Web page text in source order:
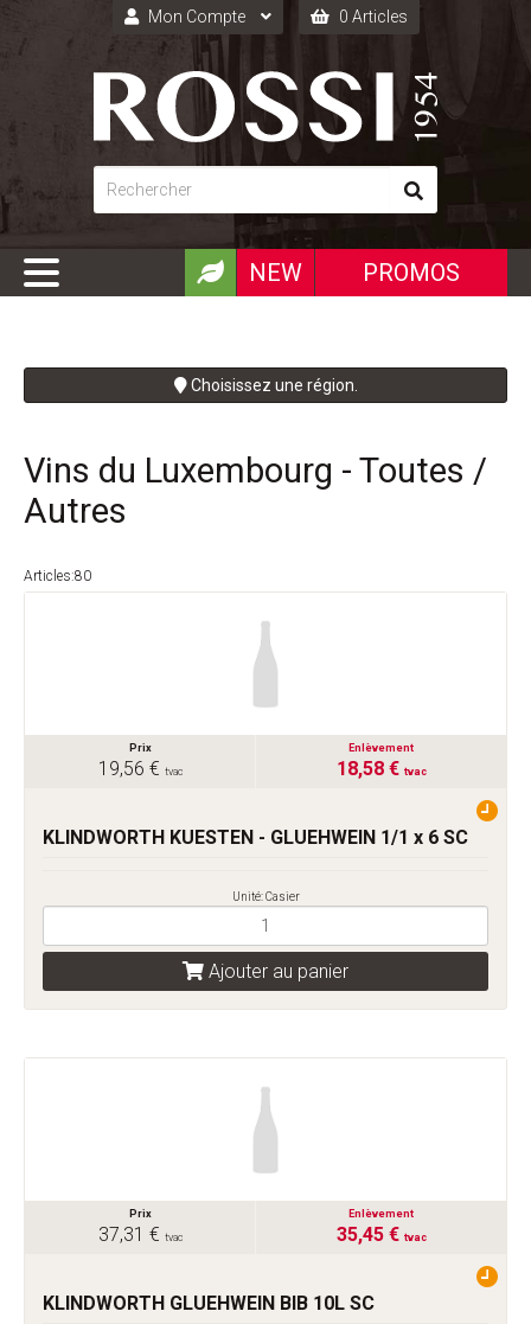
Mon Compte
Connexion
Inscription
0 Articles
PROMOS
NEW
Choisissez une région.
Vins du Luxembourg - Toutes /
Autres
Articles:80
Prix
19,56 € tvac
Enlèvement
18,58 € tvac
KLINDWORTH KUESTEN - GLUEHWEIN 1/1 x 6 SC
Unité: Casier
Ajouter au panier
Prix
37,31 € tvac
Enlèvement
35,45 € tvac
KLINDWORTH GLUEHWEIN BIB 10L SC